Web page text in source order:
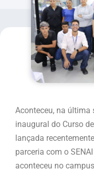
Aconteceu, na última
inaugural do Curso
lançada
parceria com o
aconteceu no